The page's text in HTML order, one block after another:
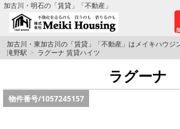
加古川・明石の「賃貸」「不動産」
TOPページ
☆メイキハウジングオススメ物件特集☆
都市ガス物件
加古川・東加古川の「賃貸」「不動産」はメイキハウジ
滝野駅
ラグーナ 賃貸ハイツ
ラグーナ
物件番号/1057245157